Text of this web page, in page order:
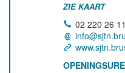
ZIE KAART
02 220 26 11